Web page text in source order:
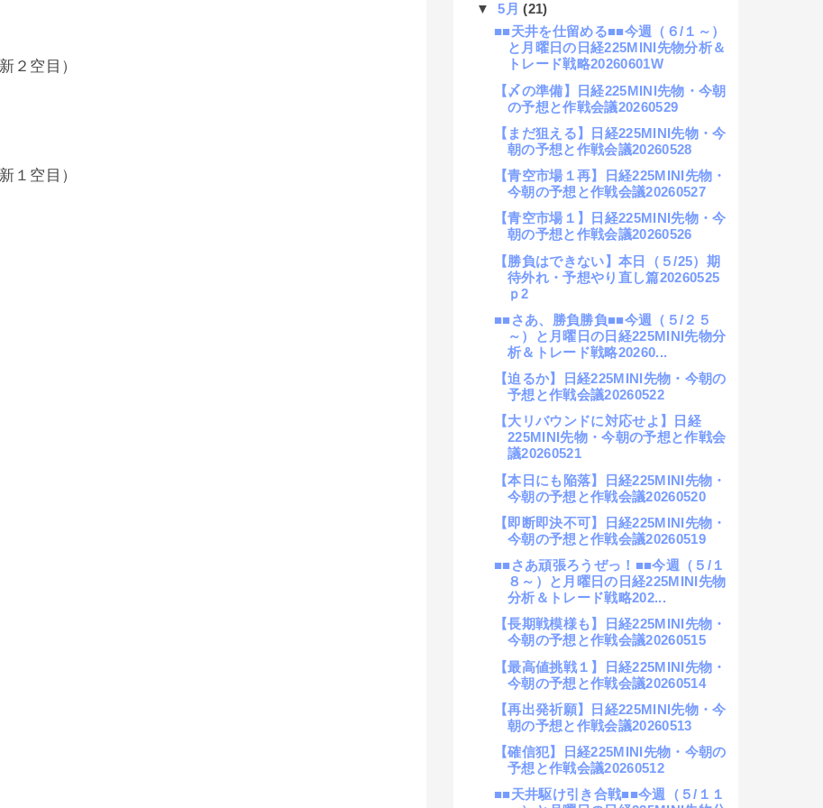
新２空目）
新１空目）
▼5月(21)
■■天井を仕留める■■今週（６/１～）
と月曜日の日経225MINI先物分析＆
トレード戦略20260601W
【〆の準備】日経225MINI先物・今朝
の予想と作戦会議20260529
【まだ狙える】日経225MINI先物・今
朝の予想と作戦会議20260528
【青空市場１再】日経225MINI先物・
今朝の予想と作戦会議20260527
【青空市場１】日経225MINI先物・今
朝の予想と作戦会議20260526
【勝負はできない】本日（５/25）期
待外れ・予想やり直し篇20260525
ｐ2
■■さあ、勝負勝負■■今週（５/２５
～）と月曜日の日経225MINI先物分
析＆トレード戦略20260...
【迫るか】日経225MINI先物・今朝の
予想と作戦会議20260522
【大リバウンドに対応せよ】日経
225MINI先物・今朝の予想と作戦会
議20260521
【本日にも陥落】日経225MINI先物・
今朝の予想と作戦会議20260520
【即断即決不可】日経225MINI先物・
今朝の予想と作戦会議20260519
■■さあ頑張ろうぜっ！■■今週（５/１
８～）と月曜日の日経225MINI先物
分析＆トレード戦略202...
【長期戦模様も】日経225MINI先物・
今朝の予想と作戦会議20260515
【最高値挑戦１】日経225MINI先物・
今朝の予想と作戦会議20260514
【再出発祈願】日経225MINI先物・今
朝の予想と作戦会議20260513
【確信犯】日経225MINI先物・今朝の
予想と作戦会議20260512
■■天井駆け引き合戦■■今週（５/１１